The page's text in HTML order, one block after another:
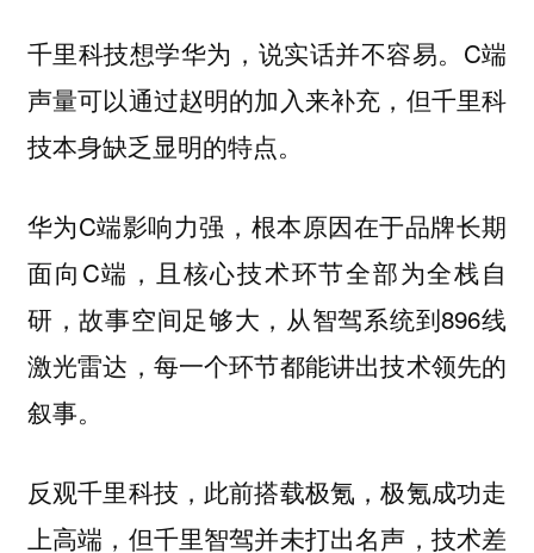
千里科技想学华为，说实话并不容易。C端
声量可以通过赵明的加入来补充，但千里科
技本身缺乏显明的特点。
华为C端影响力强，根本原因在于品牌长期
面向C端，且核心技术环节全部为全栈自
研，故事空间足够大，从智驾系统到896线
激光雷达，每一个环节都能讲出技术领先的
叙事。
反观千里科技，此前搭载极氪，极氪成功走
上高端，但千里智驾并未打出名声，技术差